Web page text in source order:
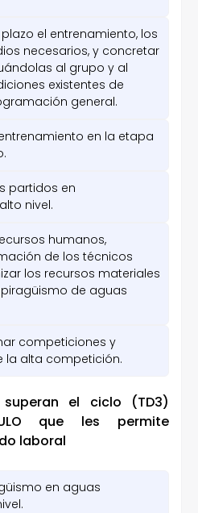
el entrenamiento, los
necesarios, y concretar
al grupo y al
existentes de
general.
en la etapa
partidos en
nivel.
humanos,
de los técnicos
los recursos materiales
de aguas
competiciones y
la alta competición.
el ciclo (TD3)
que les permite
laboral
en aguas